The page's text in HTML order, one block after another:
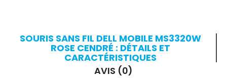
SOURIS SANS FIL DELL MOBILE MS3320W
ROSE CENDRÉ : DÉTAILS ET
CARACTÉRISTIQUES
AVIS (0)